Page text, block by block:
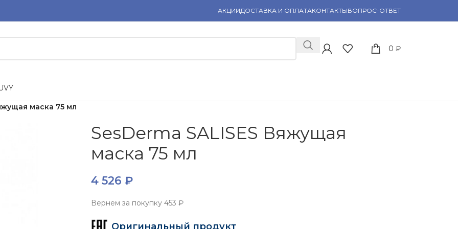
АКЦИИДОСТАВКА И ОПЛАТАКОНТАКТЫВОПРОС-ОТВЕТ
0 ₽
VY
маска 75 мл
SesDerma SALISES Вяжущая
маска 75 мл
4 526 ₽
Вернем за покупку453 ₽
Оригинальный продукт